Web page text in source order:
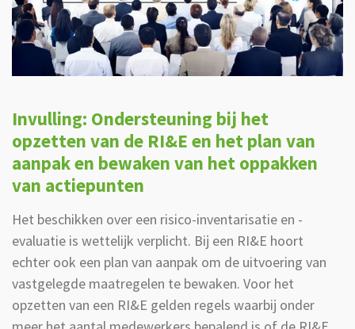
Invulling: Ondersteuning bij het
opzetten van de RI&E en het plan van
aanpak en bewaken van het oppakken
van actiepunten
Het beschikken over een risico-inventarisatie en -
evaluatie is wettelijk verplicht. Bij een RI&E hoort
echter ook een plan van aanpak om de uitvoering van
vastgelegde maatregelen te bewaken. Voor het
opzetten van een RI&E gelden regels waarbij onder